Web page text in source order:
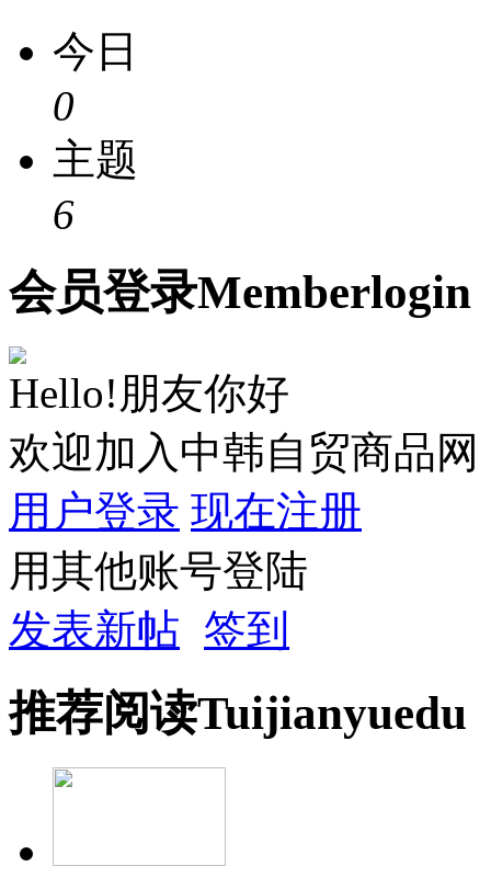
今日
0
主题
6
会员登录Memberlogin
Hello!朋友你好
欢迎加入中韩自贸商品网
用户登录 现在注册
用其他账号登陆
发表新帖 签到
推荐阅读Tuijianyuedu